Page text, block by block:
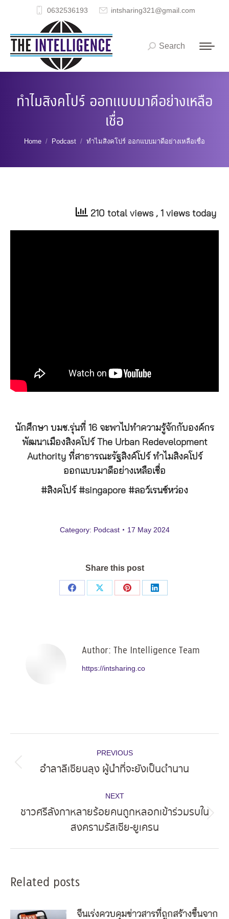
0632536193 intsharing321@gmail.com
Search:
Search
ทำไมสิงคโปร์ ออกแบบมาดีอย่างเหลือ
เชื่อ
You are here:
Home Podcast ทำไมสิงคโปร์ ออกแบบมาดีอย่างเหลือเชื่อ
210 total views , 1 views today
นักศึกษา บมช.รุ่นที่ 16 จะพาไปทำความรู้จักกับองค์กร
พัฒนาเมืองสิงคโปร์ The Urban Redevelopment
Authority ที่สาธารณะรัฐสิงค์โปร์ ทำไมสิงคโปร์
ออกแบบมาดีอย่างเหลือเชื่อ
#สิงคโปร์ #singapore #ลอว์เรนซ์หว่อง
Category: Podcast 17 May 2024
Share this post
Share
Share
Share
Share
Author: The Intelligence Team
https://intsharing.co
navigation
PREVIOUS
Previous
อำลาลีเซียนลุง ผู้นำที่จะยังเป็นตำนาน
NEXT
Next
post:
ชาวศรีลังกาหลายร้อยคนถูกหลอกเข้าร่วมรบใน
สงครามรัสเซีย-ยูเครน
Related posts
จีนเร่งควบคุมข่าวสารที่ถูกสร้างขึ้นจาก